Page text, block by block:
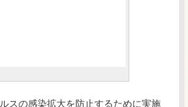
スの感染拡大を防止するために実施